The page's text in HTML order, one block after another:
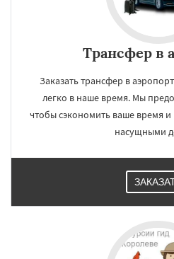
Трансфер в
Заказать трансфер в
легко в наше время. Мы
чтобы сэкономить ваше время и
насущными